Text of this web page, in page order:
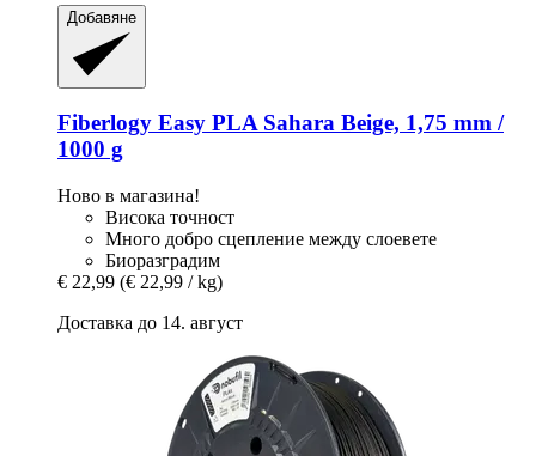
Добавяне
Fiberlogy Easy PLA Sahara Beige, 1,75 mm /
1000 g
Ново в магазина!
Висока точност
Много добро сцепление между слоевете
Биоразградим
€ 22,99 (€ 22,99 / kg)
Доставка до 14. август